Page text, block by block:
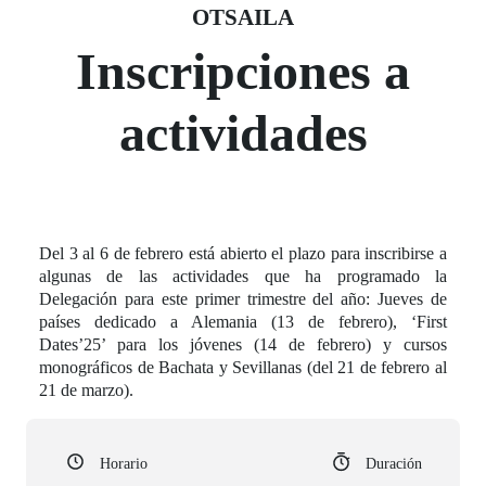
Fecha del evento
OTSAILA
03 otsaila
Inscripciones a
actividades
Del 3 al 6 de febrero está abierto el plazo para inscribirse a
algunas de las actividades que ha programado la
Delegación para este primer trimestre del año: Jueves de
países dedicado a Alemania (13 de febrero), ‘First
Dates’25’ para los jóvenes (14 de febrero) y cursos
monográficos de Bachata y Sevillanas (del 21 de febrero al
21 de marzo).
Horario Duración